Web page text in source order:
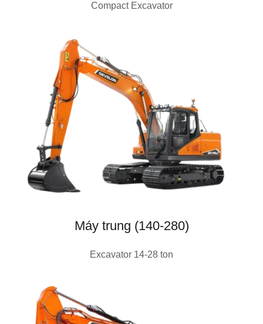
Compact Excavator
Máy trung (140-280)
Excavator 14-28 ton